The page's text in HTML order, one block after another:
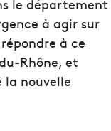
le département
à agir sur
à ce
Rhône, et
nouvelle